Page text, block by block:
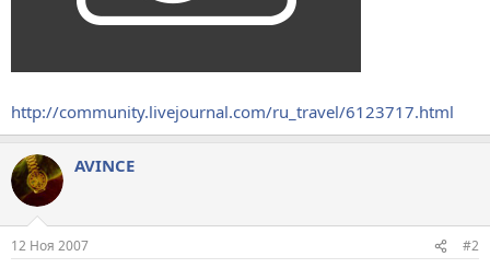
http://community.livejournal.com/ru_travel/6123717.html
AVINCE
12 Ноя 2007 #2